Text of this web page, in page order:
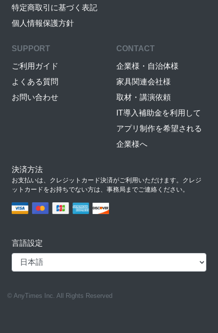
特定商取引に基づく表記
個人情報保護方針
SUPPORT
ご利用ガイド
よくある質問
お問い合わせ
CONTACT
企業様・自治体様
家具関連会社様
取材・講演依頼
IT導入補助金を利用して
アプリ制作を希望される
企業様へ
決済方法
お支払いは、クレジットカード決済がご利用いただけます。クレジ
ットカードをお持ちでない方は、事務局までご連絡ください。
言語設定
© AnyTimes Inc. All Rights Reserved